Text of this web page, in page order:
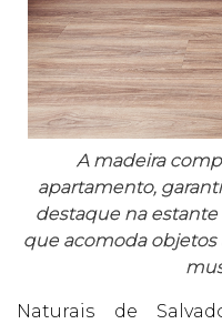
A madeira
apartamento,
destaque na
que acomoda
Naturais de